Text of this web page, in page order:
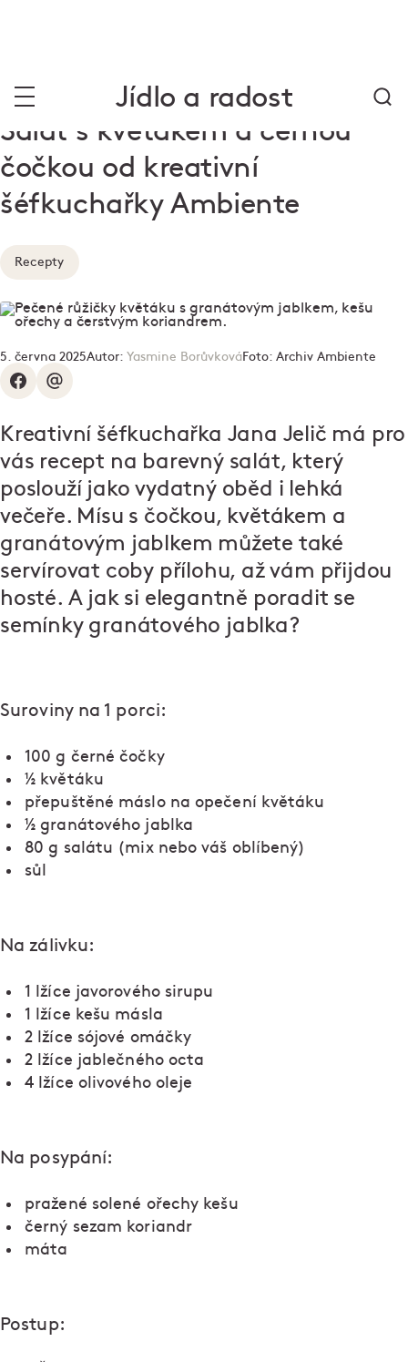
Jídlo a radost
Salát s květákem a černou
čočkou od kreativní
šéfkuchařky Ambiente
Recepty
5. června 2025Autor: Yasmine BorůvkováFoto: Archiv Ambiente
Kreativní šéfkuchařka Jana Jelič má pro
vás recept na barevný salát, který
poslouží jako vydatný oběd i lehká
večeře. Mísu s čočkou, květákem a
granátovým jablkem můžete také
servírovat coby přílohu, až vám přijdou
hosté. A jak si elegantně poradit se
semínky granátového jablka?
Suroviny na 1 porci:
100 g černé čočky
½ květáku
přepuštěné máslo na opečení květáku
½ granátového jablka
80 g salátu (mix nebo váš oblíbený)
sůl
Na zálivku:
1 lžíce javorového sirupu
1 lžíce kešu másla
2 lžíce sójové omáčky
2 lžíce jablečného octa
4 lžíce olivového oleje
Na posypání:
pražené solené ořechy kešu
černý sezam koriandr
máta
Postup: